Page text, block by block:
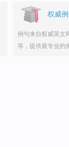
权威
例句来自权威英文
等，提供最专业的